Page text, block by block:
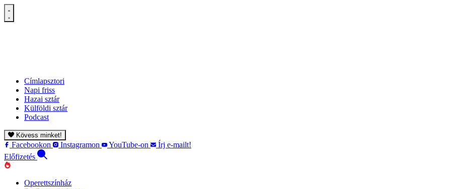
Címlapsztori
Napi friss
Hazai sztár
Külföldi sztár
Podcast
Kövess minket!
Facebookon Instagramon YouTube-on
Írj e-mailt!
Előfizetés
Operettszínház